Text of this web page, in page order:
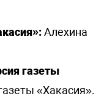
Алехина
газеты
«Хакасия».